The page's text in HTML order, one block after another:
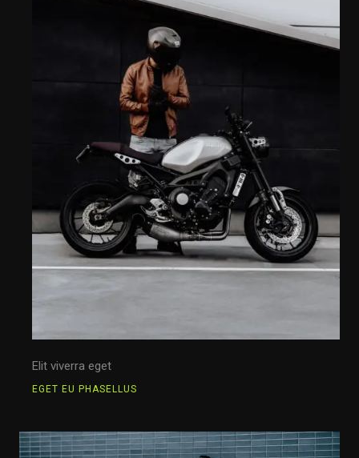
Elit viverra eget
EGET EU PHASELLUS